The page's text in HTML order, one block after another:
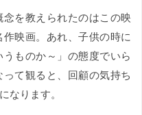
を教えられたのはこの映
映画。あれ、子供の時に
ものか～」の態度でいら
て観ると、回顧の気持ち
なります。